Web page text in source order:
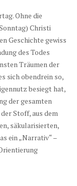
Ohne die
Christi
Geschichte gewiss
des Todes
Träumen der
sich obendrein so,
besiegt hat,
der gesamten
Stoff, aus dem
säkularisierten,
ein „Narrativ“ –